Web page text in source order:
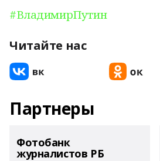
#ВладимирПутин
Читайте нас
Партнеры
Фотобанк
журналистов РБ